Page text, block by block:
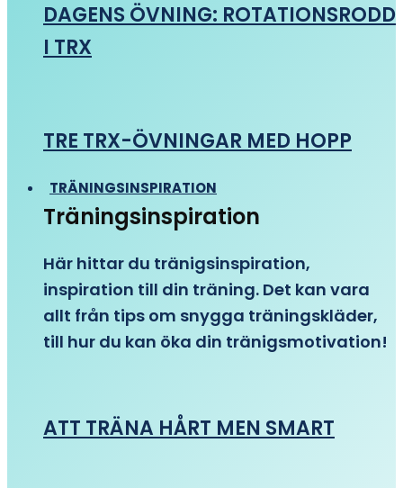
DAGENS ÖVNING: ROTATIONSRODD
I TRX
TRE TRX-ÖVNINGAR MED HOPP
TRÄNINGSINSPIRATION
Träningsinspiration
Här hittar du tränigsinspiration,
inspiration till din träning. Det kan vara
allt från tips om snygga träningskläder,
till hur du kan öka din tränigsmotivation!
ATT TRÄNA HÅRT MEN SMART